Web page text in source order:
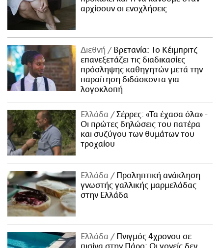
αρχίσουν οι ενοχλήσεις
Διεθνή
Βρετανία: Το Κέιμπριτζ
επανεξετάζει τις διαδικασίες
πρόσληψης καθηγητών μετά την
παραίτηση διδάσκοντα για
λογοκλοπή
Ελλάδα
Σέρρες: «Τα έχασα όλα» -
Οι πρώτες δηλώσεις του πατέρα
και συζύγου των θυμάτων του
τροχαίου
Ελλάδα
Προληπτική ανάκληση
γνωστής γαλλικής μαρμελάδας
στην Ελλάδα
Ελλάδα
Πνιγμός 4χρονου σε